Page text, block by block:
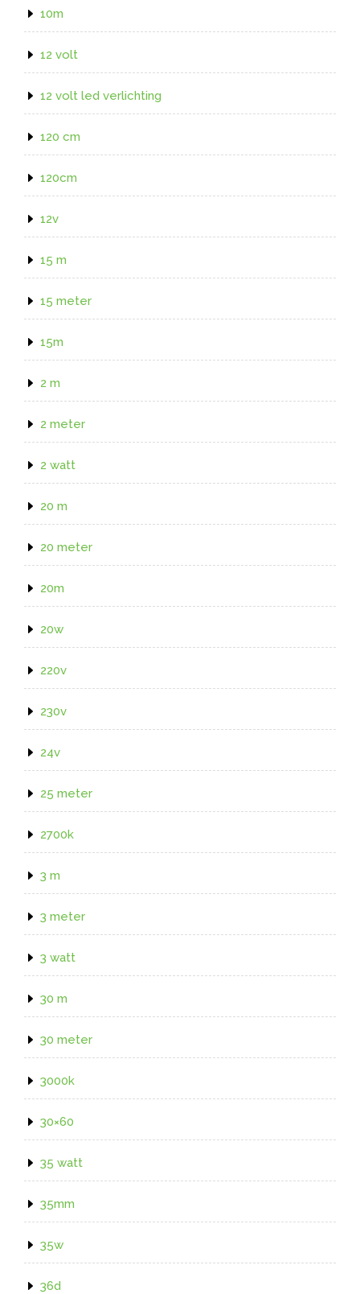
10m
12 volt
12 volt led verlichting
120 cm
120cm
12v
15 m
15 meter
15m
2 m
2 meter
2 watt
20 m
20 meter
20m
20w
220v
230v
24v
25 meter
2700k
3 m
3 meter
3 watt
30 m
30 meter
3000k
30×60
35 watt
35mm
35w
36d